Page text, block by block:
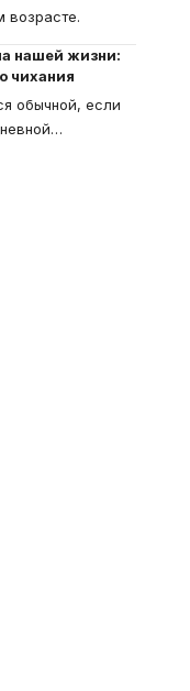
возрасте.
нашей жизни:
чихания
обычной, если
…